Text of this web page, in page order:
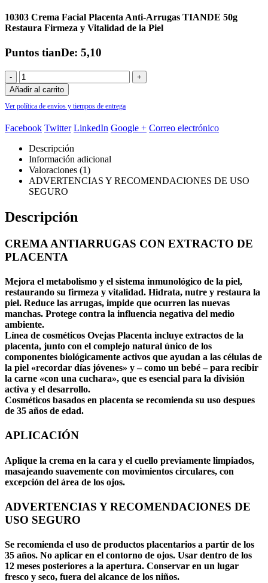
10303 Crema Facial Placenta Anti-Arrugas TIANDE 50g
Restaura Firmeza y Vitalidad de la Piel
Puntos tianDe: 5,10
-
+
Añadir al carrito
Ver política de envíos y tiempos de entrega
Facebook Twitter LinkedIn Google + Correo electrónico
Descripción
Información adicional
Valoraciones (1)
ADVERTENCIAS Y RECOMENDACIONES DE USO
SEGURO
Descripción
CREMA ANTIARRUGAS CON EXTRACTO DE
PLACENTA
Mejora el metabolismo y el sistema inmunológico de la piel,
restaurando su firmeza y vitalidad. Hidrata, nutre y restaura la
piel. Reduce las arrugas, impide que ocurren las nuevas
manchas. Protege contra la influencia negativa del medio
ambiente.
Línea de cosméticos Ovejas Placenta incluye extractos de la
placenta, junto con el complejo natural único de los
componentes biológicamente activos que ayudan a las células de
la piel «recordar días jóvenes» y – como un bebé – para recibir
la carne «con una cuchara», que es esencial para la división
activa y el desarrollo.
Cosméticos basados en placenta se recomienda su uso despues
de 35 años de edad.
APLICACIÓN
Aplique la crema en la cara y el cuello previamente limpiados,
masajeando suavemente con movimientos circulares, con
excepción del área de los ojos.
ADVERTENCIAS Y RECOMENDACIONES DE
USO SEGURO
Se recomienda el uso de productos placentarios a partir de los
35 años. No aplicar en el contorno de ojos. Usar dentro de los
12 meses posteriores a la apertura. Conservar en un lugar
fresco y seco, fuera del alcance de los niños.